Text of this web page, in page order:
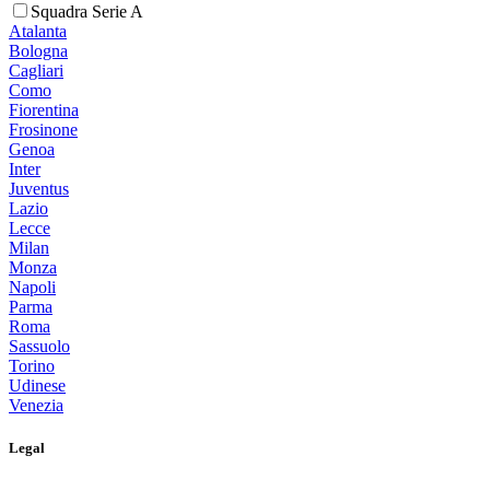
Squadra Serie A
Atalanta
Bologna
Cagliari
Como
Fiorentina
Frosinone
Genoa
Inter
Juventus
Lazio
Lecce
Milan
Monza
Napoli
Parma
Roma
Sassuolo
Torino
Udinese
Venezia
Legal